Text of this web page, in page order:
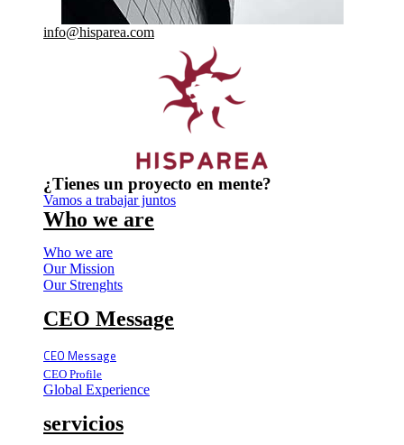
info@hisparea.com
¿Tienes un proyecto en mente?
Vamos a trabajar juntos
Who we are
Who we are
Our Mission
Our Strenghts
CEO Message
CEO Message
CEO Profile
Global Experience
servicios